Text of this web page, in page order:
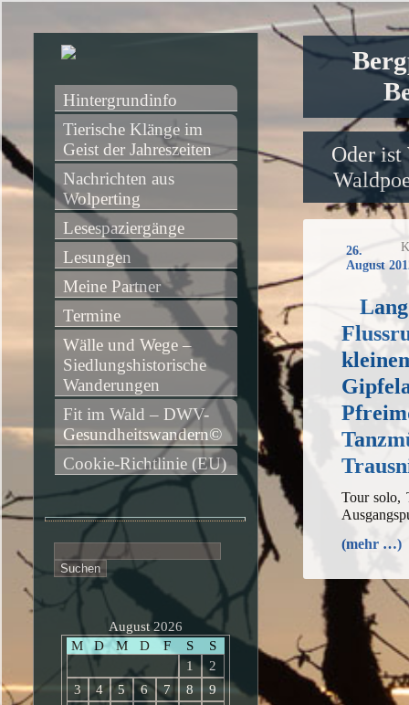
Oder ist
26.
August
Tour solo,
(mehr …)
Hintergrundinfo
Tierische Klänge im
Geist der Jahreszeiten
Nachrichten aus
Wolperting
Lesespaziergänge
Lesungen
Meine Partner
Termine
Wälle und Wege –
Siedlungshistorische
Wanderungen
Fit im Wald – DWV-
Gesundheitswandern©
Cookie-Richtlinie (EU)
nach:
August 2026
M
D M D F S
S
1
2
3
4 5 6 7 8
9